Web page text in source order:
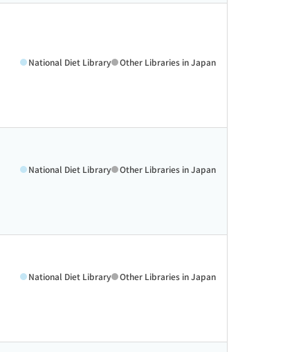
National Diet Library Other Libraries in Japan
National Diet Library Other Libraries in Japan
National Diet Library Other Libraries in Japan